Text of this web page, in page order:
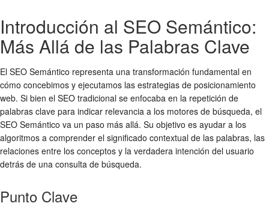
Introducción al SEO Semántico:
Más Allá de las Palabras Clave
El SEO Semántico representa una transformación fundamental en
cómo concebimos y ejecutamos las estrategias de posicionamiento
web. Si bien el SEO tradicional se enfocaba en la repetición de
palabras clave para indicar relevancia a los motores de búsqueda, el
SEO Semántico va un paso más allá. Su objetivo es ayudar a los
algoritmos a comprender el significado contextual de las palabras, las
relaciones entre los conceptos y la verdadera intención del usuario
detrás de una consulta de búsqueda.
Punto Clave